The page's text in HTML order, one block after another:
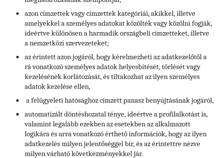
azon címzettek vagy címzettek kategóriái, akikkel, illetve
amelyekkel a személyes adatokat közölték vagy közölni fogják,
ideértve különösen a harmadik országbeli címzetteket, illetve
a nemzetközi szervezeteket;
az érintett azon jogáról, hogy kérelmezheti az adatkezelőtől a
rá vonatkozó személyes adatok helyesbítését, törlését vagy
kezelésének korlátozását, és tiltakozhat az ilyen személyes
adatok kezelése ellen,
a felügyeleti hatósághoz címzett panasz benyújtásának jogáról,
automatizált döntéshozatal ténye, ideértve a profilalkotást is,
valamint legalább ezekben az esetekben az alkalmazott
logikára és arra vonatkozó érthető információk, hogy az ilyen
adatkezelés milyen jelentőséggel bír, és az érintettre nézve
milyen várható következményekkel jár.